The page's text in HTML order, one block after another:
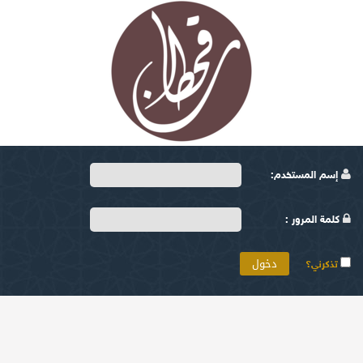
إسم المستخدم:
كلمة المرور :
تذكرني؟